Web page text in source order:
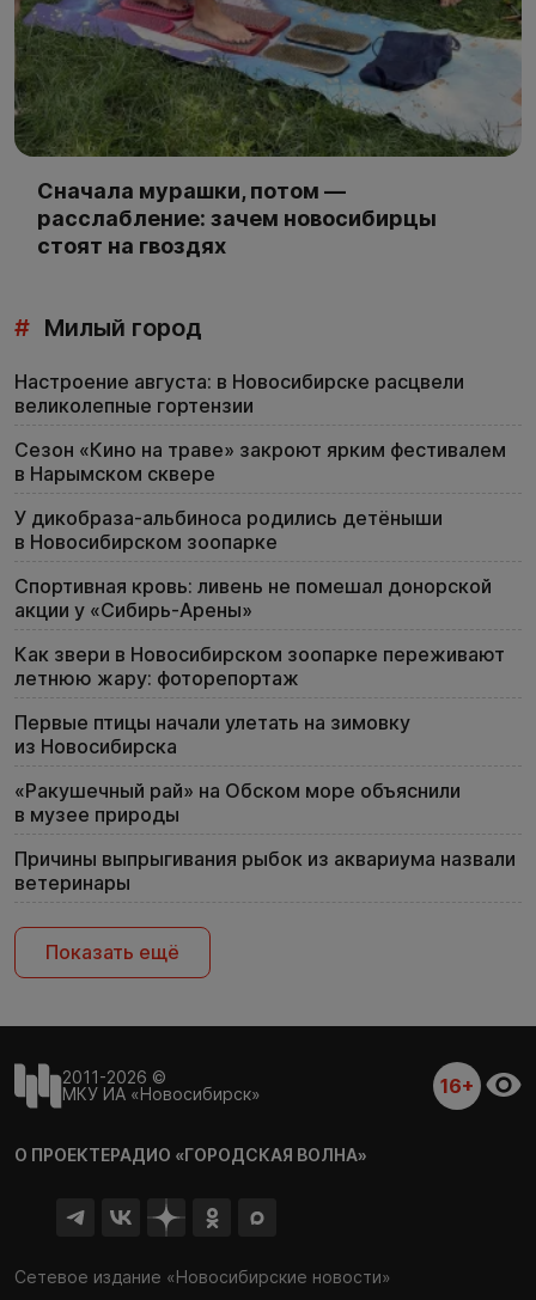
Сначала мурашки, потом —
расслабление: зачем новосибирцы
стоят на гвоздях
# Милый город
Настроение августа: в Новосибирске расцвели
великолепные гортензии
Сезон «Кино на траве» закроют ярким фестивалем
в Нарымском сквере
У дикобраза-альбиноса родились детёныши
в Новосибирском зоопарке
Спортивная кровь: ливень не помешал донорской
акции у «Сибирь-Арены»
Как звери в Новосибирском зоопарке переживают
летнюю жару: фоторепортаж
Первые птицы начали улетать на зимовку
из Новосибирска
«Ракушечный рай» на Обском море объяснили
в музее природы
Причины выпрыгивания рыбок из аквариума назвали
ветеринары
Показать ещё
2011-2026 ©
МКУ ИА «Новосибирск»
16+
О ПРОЕКТЕРАДИО «ГОРОДСКАЯ ВОЛНА»
Сетевое издание «Новосибирские новости»